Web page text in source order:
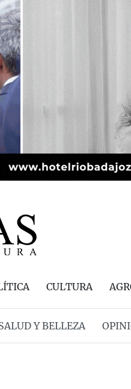
CULTURA
Y BELLEZA